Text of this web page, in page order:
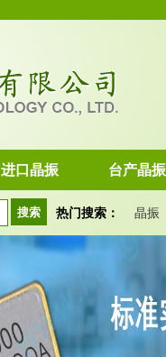
进口晶振 台产晶振
热门搜索： 晶振